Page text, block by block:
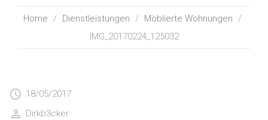
Home / Dienstleistungen / Möblierte Wohnungen /
IMG_20170224_125032
18/05/2017
Dirkb3cker